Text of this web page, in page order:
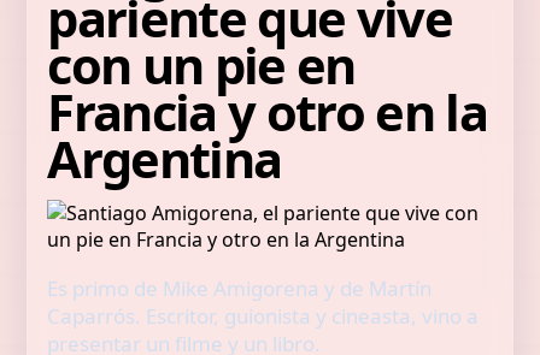
pariente que vive
con un pie en
Francia y otro en la
Argentina
Es primo de Mike Amigorena y de Martín
Caparrós. Escritor, guionista y cineasta, vino a
presentar un filme y un libro.